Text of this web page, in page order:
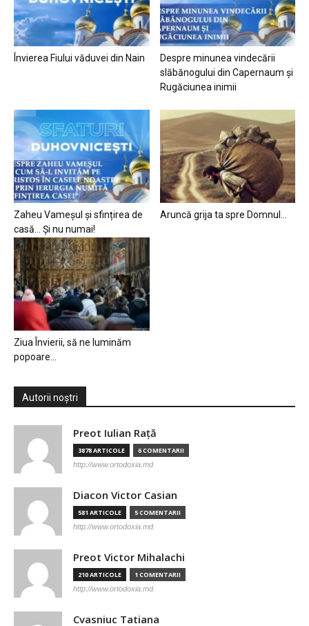
Învierea Fiului văduvei din Nain
Despre minunea vindecării
slăbănogului din Capernaum și
Rugăciunea inimii
Zaheu Vameșul și sfințirea de
casă… Și nu numai!
Aruncă grija ta spre Domnul…
Ziua Învierii, să ne luminăm
popoare…
Autorii noștri
Preot Iulian Raţă
3878 ARTICOLE 6 COMENTARII
http://www.ortodoxia.md
Diacon Victor Casian
581 ARTICOLE 5 COMENTARII
http://www.ortodoxia.md
Preot Victor Mihalachi
210 ARTICOLE 1 COMENTARII
http://www.ortodoxia.md
Cvasniuc Tatiana